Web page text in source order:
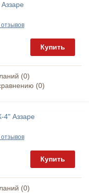
Купить
(0)
(0)
4" Аззаре
Купить
(0)